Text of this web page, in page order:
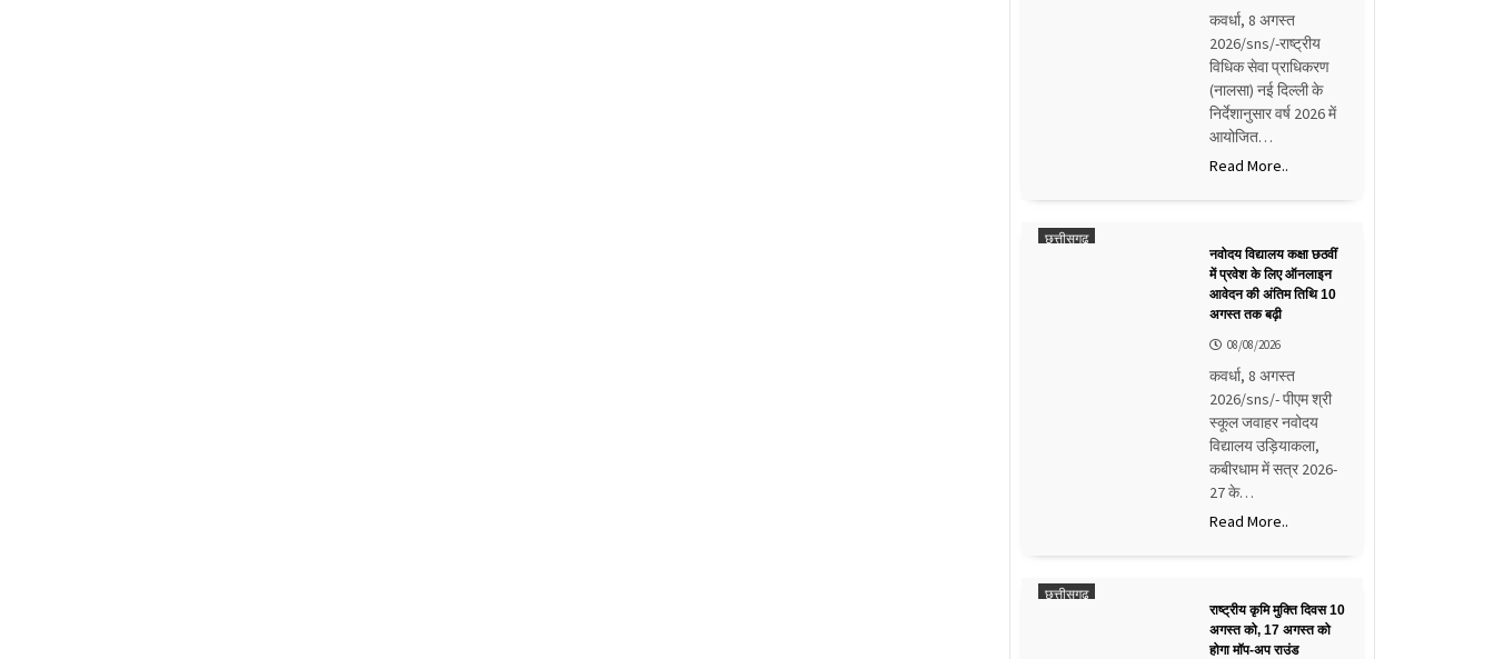
कवर्धा, 8 अगस्त
2026/sns/-राष्ट्रीय
विधिक सेवा प्राधिकरण
(नालसा) नई दिल्ली के
निर्देशानुसार वर्ष 2026 में
आयोजित…
Read More..
छत्तीसगढ़
नवोदय विद्यालय कक्षा छठवीं
में प्रवेश के लिए ऑनलाइन
आवेदन की अंतिम तिथि 10
अगस्त तक बढ़ी
08/08/2026
कवर्धा, 8 अगस्त
2026/sns/- पीएम श्री
स्कूल जवाहर नवोदय
विद्यालय उड़ियाकला,
कबीरधाम में सत्र 2026-
27 के…
Read More..
छत्तीसगढ़
राष्ट्रीय कृमि मुक्ति दिवस 10
अगस्त को, 17 अगस्त को
होगा मॉप-अप राउंड